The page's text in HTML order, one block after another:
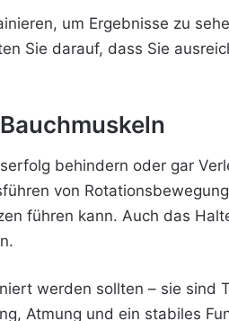
um Ergebnisse zu
Sie darauf, dass Sie
behindern oder gar
von
führen kann. Auch das
werden sollten – sie sind
Atmung und ein stabiles